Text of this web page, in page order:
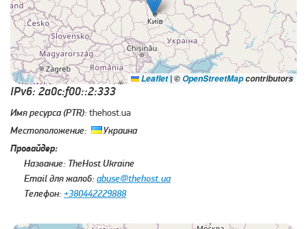
Leaflet |©OpenStreetMapcontributors
IPv6: 2a0c:f00::2:333
Имя ресурса (PTR):thehost.ua
Местоположение: Украина
Провайдер:
Название: TheHost Ukraine
Email для жалоб:abuse@thehost.ua
Телефон:+380442229888